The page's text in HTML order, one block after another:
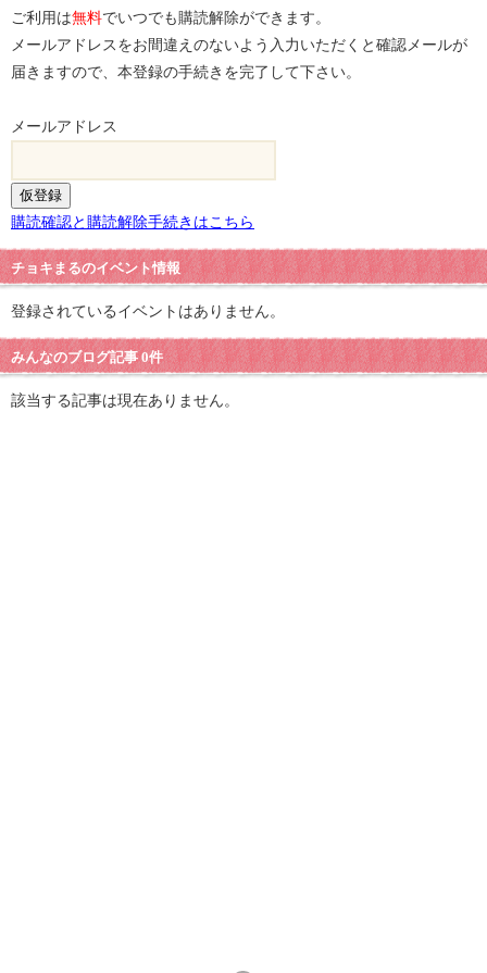
ご利用は無料でいつでも購読解除ができます。
メールアドレスをお間違えのないよう入力いただくと確認メールが
届きますので、本登録の手続きを完了して下さい。
メールアドレス
購読確認と購読解除手続きはこちら
チョキまるのイベント情報
登録されているイベントはありません。
みんなのブログ記事 0件
該当する記事は現在ありません。